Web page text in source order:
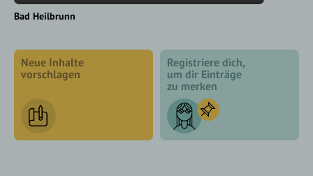
Bad Heilbrunn
Neue Inhalte
vorschlagen
Registriere dich,
um dir Einträge
zu merken